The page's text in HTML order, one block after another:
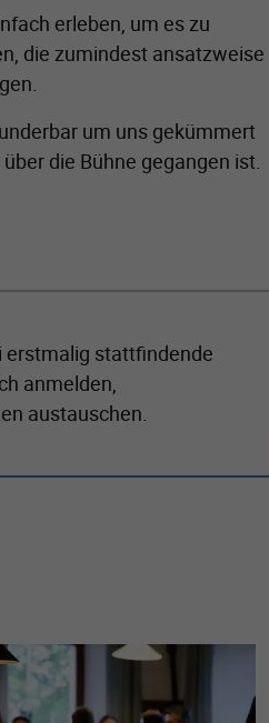
erleben, um es zu
die zumindest ansatzweise
um uns gekümmert
die Bühne gegangen ist.
erstmalig stattfindende
anmelden,
austauschen.
Version von: